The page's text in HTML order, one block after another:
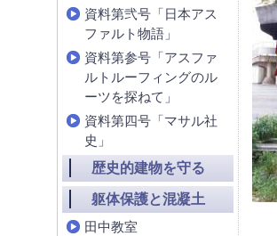
資料第弐号「日本アス
ファルト物語」
資料第参号「アスファ
ルトルーフィングのル
ーツを探ねて」
資料第四号「マサル社
史」
歴史的建物を守る
躯体保護と混凝土
田中教室